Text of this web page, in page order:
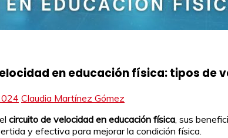
en educación física: tipos de
Claudia Martínez Gómez
circuito de velocidad en educación física, sus
y efectiva para mejorar la condición física.